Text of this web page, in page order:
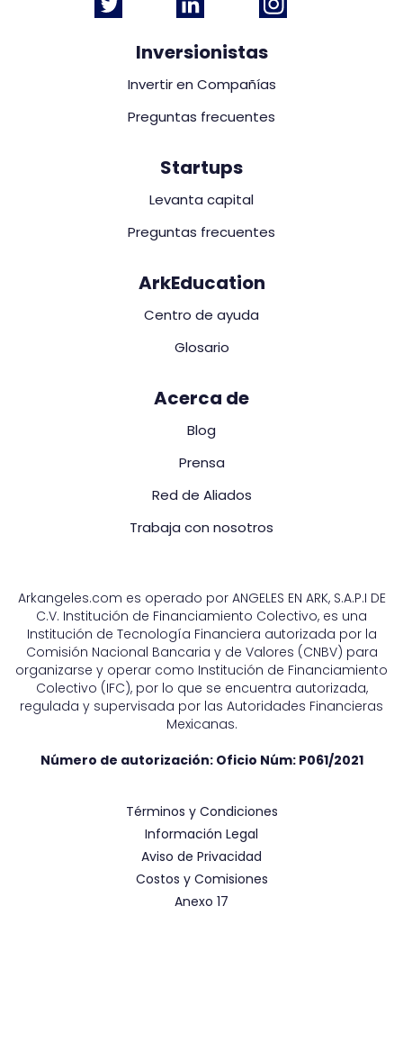
Inversionistas
Invertir en Compañías
Preguntas frecuentes
Startups
Levanta capital
Preguntas frecuentes
ArkEducation
Centro de ayuda
Glosario
Acerca de
Blog
Prensa
Red de Aliados
Trabaja con nosotros
Arkangeles.com es operado por ANGELES EN ARK, S.A.P.I DE
C.V. Institución de Financiamiento Colectivo, es una
Institución de Tecnología Financiera autorizada por la
Comisión Nacional Bancaria y de Valores (CNBV) para
organizarse y operar como Institución de Financiamiento
Colectivo (IFC), por lo que se encuentra autorizada,
regulada y supervisada por las Autoridades Financieras
Mexicanas.
Número de autorización: Oficio Núm: P061/2021
Términos y Condiciones
Información Legal
Aviso de Privacidad
Costos y Comisiones
Anexo 17